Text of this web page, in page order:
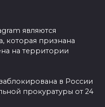
являются
которая признана
на территории
в России
прокуратуры от 24